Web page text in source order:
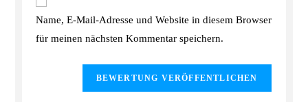
Name, E-Mail-Adresse und Website in diesem Browser
für meinen nächsten Kommentar speichern.